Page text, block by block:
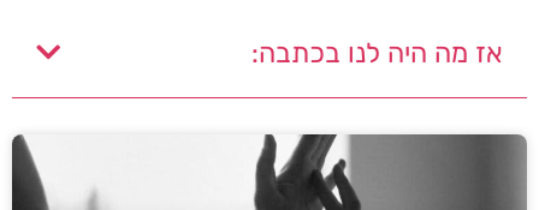
אז מה היה לנו בכתבה: